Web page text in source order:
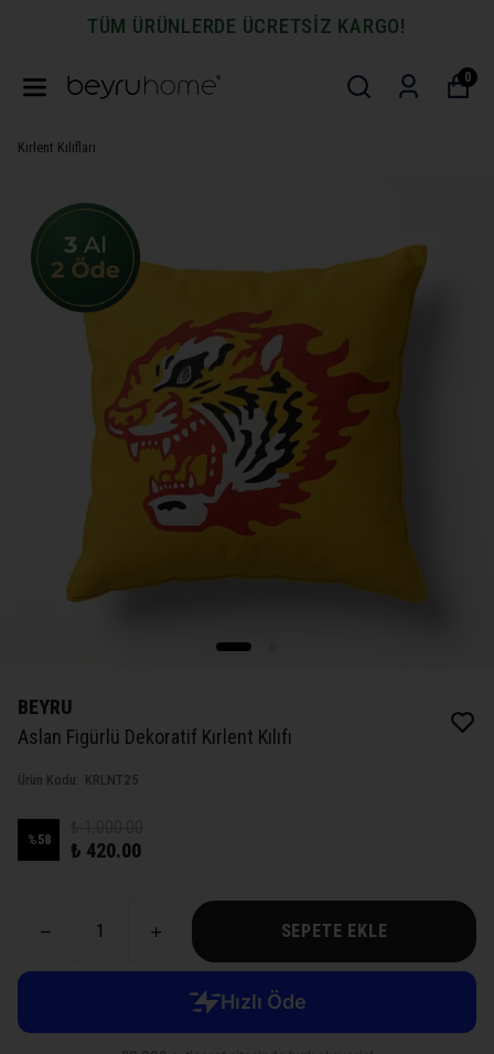
TÜM ÜRÜNLERDE ÜCRETSİZ KARGO!
0
Kırlent Kılıfları
BEYRU
Aslan Figürlü Dekoratif Kırlent Kılıfı
Ürün Kodu: KRLNT25
%58 ₺ 420.00
SEPETE EKLE